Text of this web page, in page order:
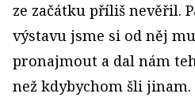
ze začátku příliš nevěřil.
výstavu jsme si od něj
pronajmout a dal nám
než kdybychom šli jinam.